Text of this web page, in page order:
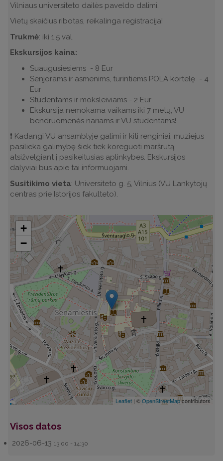
Vilniaus universiteto dailės paveldo dalimi.
Vietų skaičius ribotas, reikalinga registracija!
Trukmė: iki 1,5 val.
Ekskursijos kaina:
Suaugusiesiems - 8 Eur
Senjorams ir asmenims, turintiems POLA kortelę - 4
Eur
Studentams ir moksleiviams - 2 Eur
Ekskursija nemokama vaikams iki 7 metų, VU
bendruomenės nariams ir VU studentams!
❗️ Kadangi VU ansamblyje galimi ir kiti renginiai, muziejus
pasilieka galimybę šiek tiek koreguoti maršrutą,
atsižvelgiant į pasikeitusias aplinkybes. Ekskursijos
dalyviai bus apie tai informuojami.
Susitikimo vieta: Universiteto g. 5, Vilnius (VU Lankytojų
centras prie Istorijos fakulteto).
+
−
Leaflet| ©OpenStreetMapcontributors
Visos datos
2026-06-13 13:00 - 14:30